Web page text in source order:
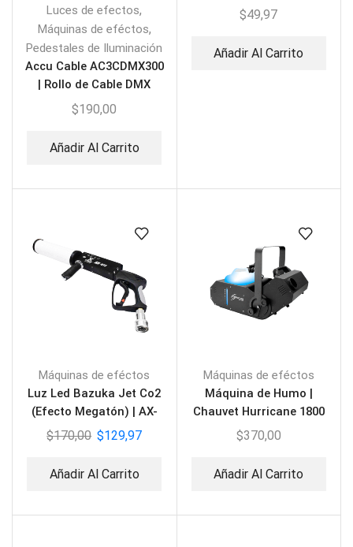
Luces de efectos,
Máquinas de eféctos,
Pedestales de Iluminación
Accu Cable AC3CDMX300
| Rollo de Cable DMX
$190,00
Añadir Al Carrito
$49,97
Añadir Al Carrito
Máquinas de eféctos
Luz Led Bazuka Jet Co2
(Efecto Megatón) | AX-
JET3
$170,00 $129,97
Añadir Al Carrito
Máquinas de eféctos
Máquina de Humo |
Chauvet Hurricane 1800
Flex
$370,00
Añadir Al Carrito